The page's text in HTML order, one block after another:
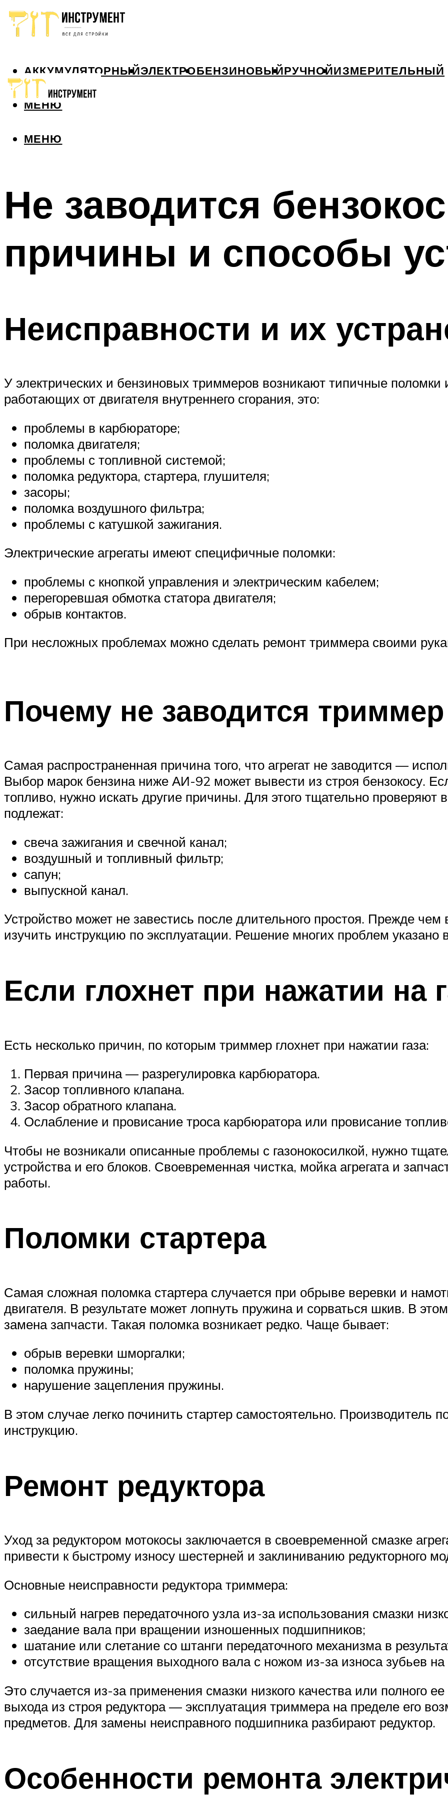
АККУМУЛЯТОРНЫЙЭЛЕКТРОБЕНЗИНОВЫЙРУЧНОЙИЗМЕРИТЕЛЬНЫЙ
МЕНЮ
МЕНЮ
Не заводится
причины и способы
Неисправности и их
У электрических и бензиновых триммеров возникают типичные поломки
работающих от двигателя внутреннего сгорания, это:
проблемы в карбюраторе;
поломка двигателя;
проблемы с топливной системой;
поломка редуктора, стартера, глушителя;
засоры;
поломка воздушного фильтра;
проблемы с катушкой зажигания.
Электрические агрегаты имеют специфичные поломки:
проблемы с кнопкой управления и электрическим кабелем;
перегоревшая обмотка статора двигателя;
обрыв контактов.
При несложных проблемах можно сделать ремонт триммера своими
Почему не заводится триммер
Самая распространенная причина того, что агрегат не заводится —
Выбор марок бензина ниже АИ-92 может вывести из строя бензокосу.
топливо, нужно искать другие причины. Для этого тщательно
подлежат:
свеча зажигания и свечной канал;
воздушный и топливный фильтр;
сапун;
выпускной канал.
Устройство может не завестись после длительного простоя. Прежде
изучить инструкцию по эксплуатации. Решение многих проблем указано
Если глохнет при нажатии на
Есть несколько причин, по которым триммер глохнет при нажатии газа:
Первая причина — разрегулировка карбюратора.
Засор топливного клапана.
Засор обратного клапана.
Ослабление и провисание троса карбюратора или провисание
Чтобы не возникали описанные проблемы с газонокосилкой, нужно
устройства и его блоков. Своевременная чистка, мойка агрегата и
работы.
Поломки стартера
Самая сложная поломка стартера случается при обрыве веревки и
двигателя. В результате может лопнуть пружина и сорваться шкив. В
замена запчасти. Такая поломка возникает редко. Чаще бывает:
обрыв веревки шморгалки;
поломка пружины;
нарушение зацепления пружины.
В этом случае легко починить стартер самостоятельно. Производитель
инструкцию.
Ремонт редуктора
Уход за редуктором мотокосы заключается в своевременной смазке
привести к быстрому износу шестерней и заклиниванию редукторного
Основные неисправности редуктора триммера:
сильный нагрев передаточного узла из-за использования смазки
заедание вала при вращении изношенных подшипников;
шатание или слетание со штанги передаточного механизма в
отсутствие вращения выходного вала с ножом из-за износа зубьев
Это случается из-за применения смазки низкого качества или полного
выхода из строя редуктора — эксплуатация триммера на пределе его
предметов. Для замены неисправного подшипника разбирают редуктор.
Особенности ремонта